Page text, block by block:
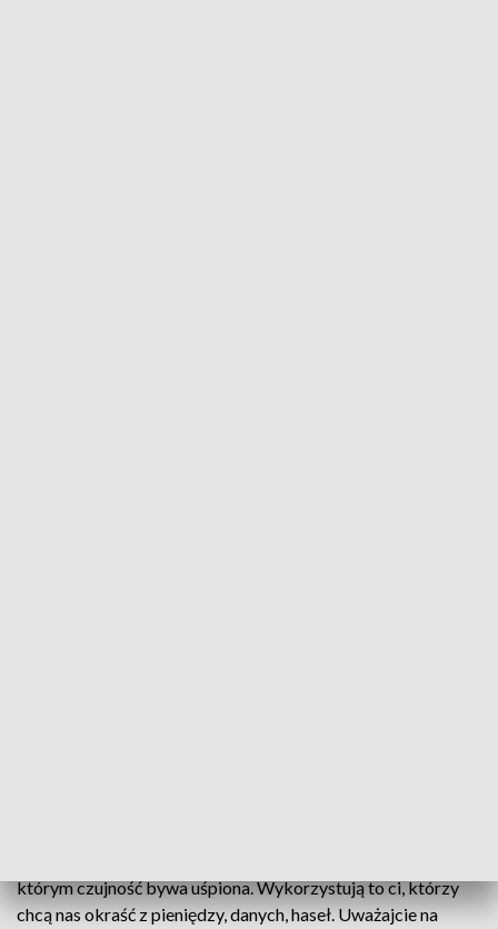
którym czujność bywa uśpiona. Wykorzystują to ci, którzy
chcą nas okraść z pieniędzy, danych, haseł. Uważajcie na